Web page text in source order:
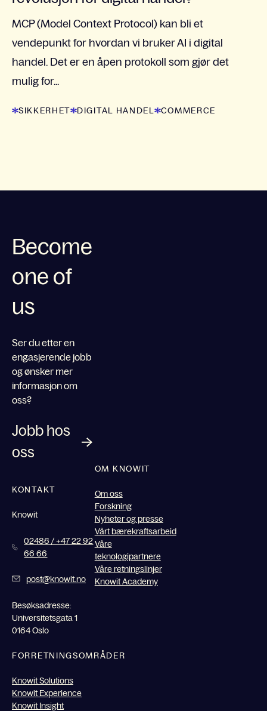
MCP (Model Context Protocol) kan bli et
vendepunkt for hvordan vi bruker AI i digital
handel. Det er en åpen protokoll som gjør det
mulig for...
SIKKERHET DIGITAL HANDEL COMMERCE
Become
one of
us
Ser du etter en
engasjerende jobb
og ønsker mer
informasjon om
oss?
Jobb hos
oss
KONTAKT
Knowit
02486 / +47 22 92
66 66
post@knowit.no
Besøksadresse:
Universitetsgata 1
0164 Oslo
OM KNOWIT
Om oss
Forskning
Nyheter og presse
Vårt bærekraftsarbeid
Våre
teknologipartnere
Våre retningslinjer
Knowit Academy
FORRETNINGSOMRÅDER
Knowit Solutions
Knowit Experience
Knowit Insight